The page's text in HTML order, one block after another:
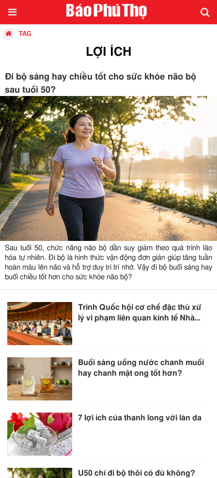
TAG
LỢI ÍCH
Đi bộ sáng hay chiều tốt cho sức khỏe não bộ
sau tuổi 50?
Sau tuổi 50, chức năng não bộ dần suy giảm theo quá trình lão
hóa tự nhiên. Đi bộ là hình thức vận động đơn giản giúp tăng tuần
hoàn máu lên não và hỗ trợ duy trì trí nhớ. Vậy đi bộ buổi sáng hay
buổi chiều tốt hơn cho sức khỏe não bộ?
Trình Quốc hội cơ chế đặc thù xử
lý vi phạm liên quan kinh tế Nhà...
Buổi sáng uống nước chanh muối
hay chanh mật ong tốt hơn?
7 lợi ích của thanh long với làn da
U50 chỉ đi bộ thôi có đủ không?